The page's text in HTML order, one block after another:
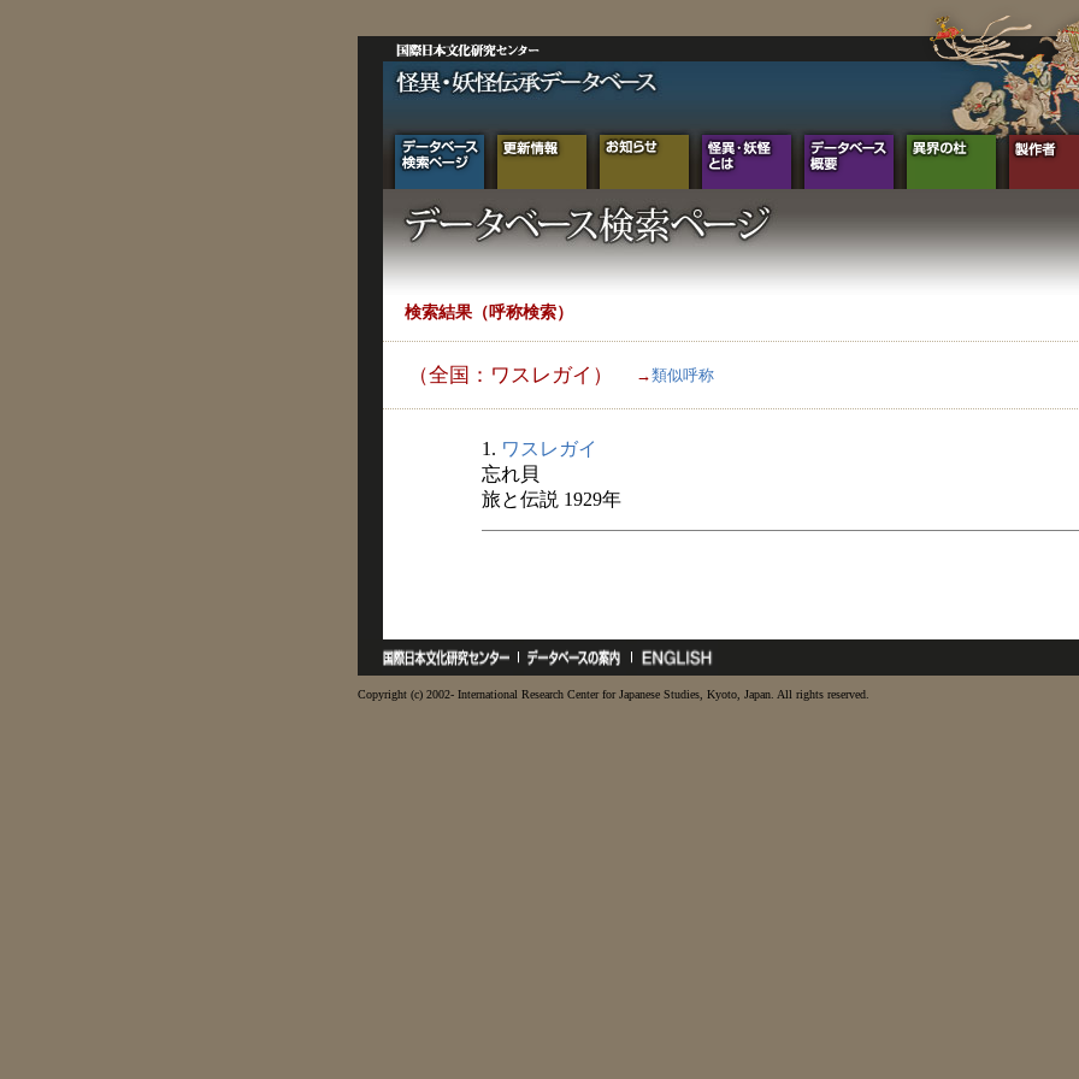
検索結果（呼称検索）
（全国：ワスレガイ） →類似呼称
1. ワスレガイ
忘れ貝
旅と伝説 1929年
Copyright (c) 2002- International Research Center for Japanese Studies, Kyoto, Japan. All rights reserved.